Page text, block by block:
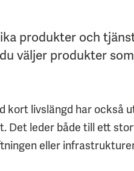
produkter och
väljer produkter
kort livslängd har också
Det leder både till ett
eller